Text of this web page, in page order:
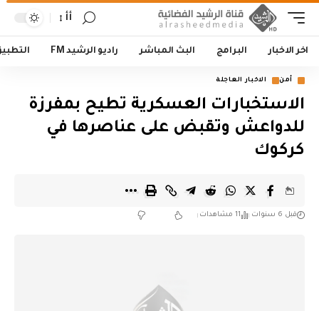
أأ
اخر الاخبار البرامج البث المباشر راديو الرشيد FM
أمن الاخبار العاجلة
الاستخبارات العسكرية تطيح بمفرزة
للدواعش وتقبض على عناصرها في
كركوك
قبل 6 سنوات 11 مشاهدات